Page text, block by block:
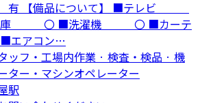
備品について】 ■テレビ
庫 〇 ■洗濯機 〇 ■カーテ
アコン…
ッフ・工場内作業 · 検査・検品 · 機
ター・マシンオペレーター
駅